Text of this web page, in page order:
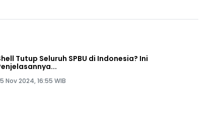
Tutup Seluruh SPBU di Indonesia? Ini
Nov 2024, 16:55 WIB